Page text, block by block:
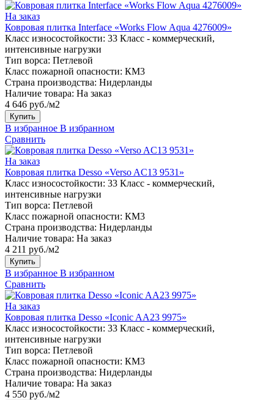
На заказ
Ковровая плитка Interface «Works Flow Aqua 4276009»
Класс износостойкости: 33 Класс - коммерческий,
интенсивные нагрузки
Тип ворса: Петлевой
Класс пожарной опасности: КМ3
Страна производства: Нидерланды
Наличие товара: На заказ
4 646 руб./м2
Купить
В избранное В избранном
Сравнить
На заказ
Ковровая плитка Desso «Verso AC13 9531»
Класс износостойкости: 33 Класс - коммерческий,
интенсивные нагрузки
Тип ворса: Петлевой
Класс пожарной опасности: КМ3
Страна производства: Нидерланды
Наличие товара: На заказ
4 211 руб./м2
Купить
В избранное В избранном
Сравнить
На заказ
Ковровая плитка Desso «Iconic AA23 9975»
Класс износостойкости: 33 Класс - коммерческий,
интенсивные нагрузки
Тип ворса: Петлевой
Класс пожарной опасности: КМ3
Страна производства: Нидерланды
Наличие товара: На заказ
4 550 руб./м2